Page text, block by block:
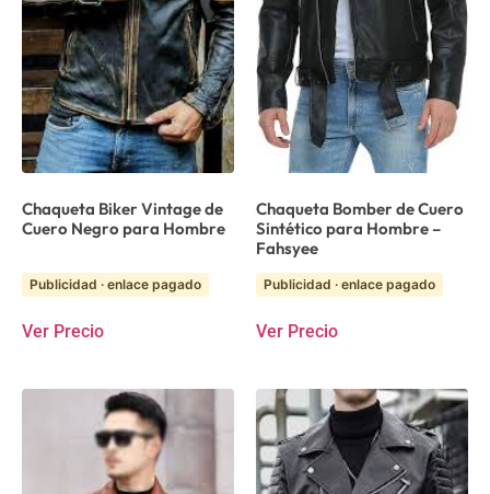
Chaqueta Biker Vintage de
Cuero Negro para Hombre
Publicidad · enlace pagado
Ver Precio
Chaqueta Bomber de Cuero
Sintético para Hombre –
Fahsyee
Publicidad · enlace pagado
Ver Precio